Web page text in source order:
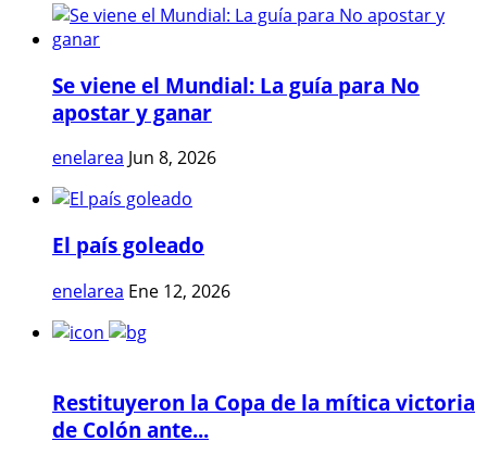
Se viene el Mundial: La guía para No
apostar y ganar
enelarea Jun 8, 2026
El país goleado
enelarea Ene 12, 2026
Restituyeron la Copa de la mítica victoria
de Colón ante...